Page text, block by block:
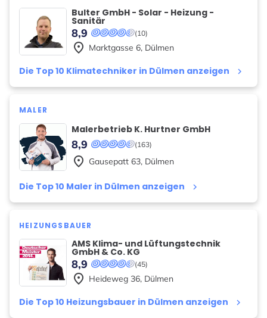
Bulter GmbH - Solar - Heizung -
Sanitär
(10)
8,9
Die Top 10 Klimatechniker in Dülmen anzeigen keyboard_arrow_right
place Marktgasse 6, Dülmen
MALER
Malerbetrieb K. Hurtner GmbH
(163)
8,9
Die Top 10 Maler in Dülmen anzeigen keyboard_arrow_right
place Gausepatt 63, Dülmen
HEIZUNGSBAUER
AMS Klima- und Lüftungstechnik
GmbH & Co. KG
(45)
8,9
Die Top 10 Heizungsbauer in Dülmen anzeigen keyboard_arrow_right
place Heideweg 36, Dülmen